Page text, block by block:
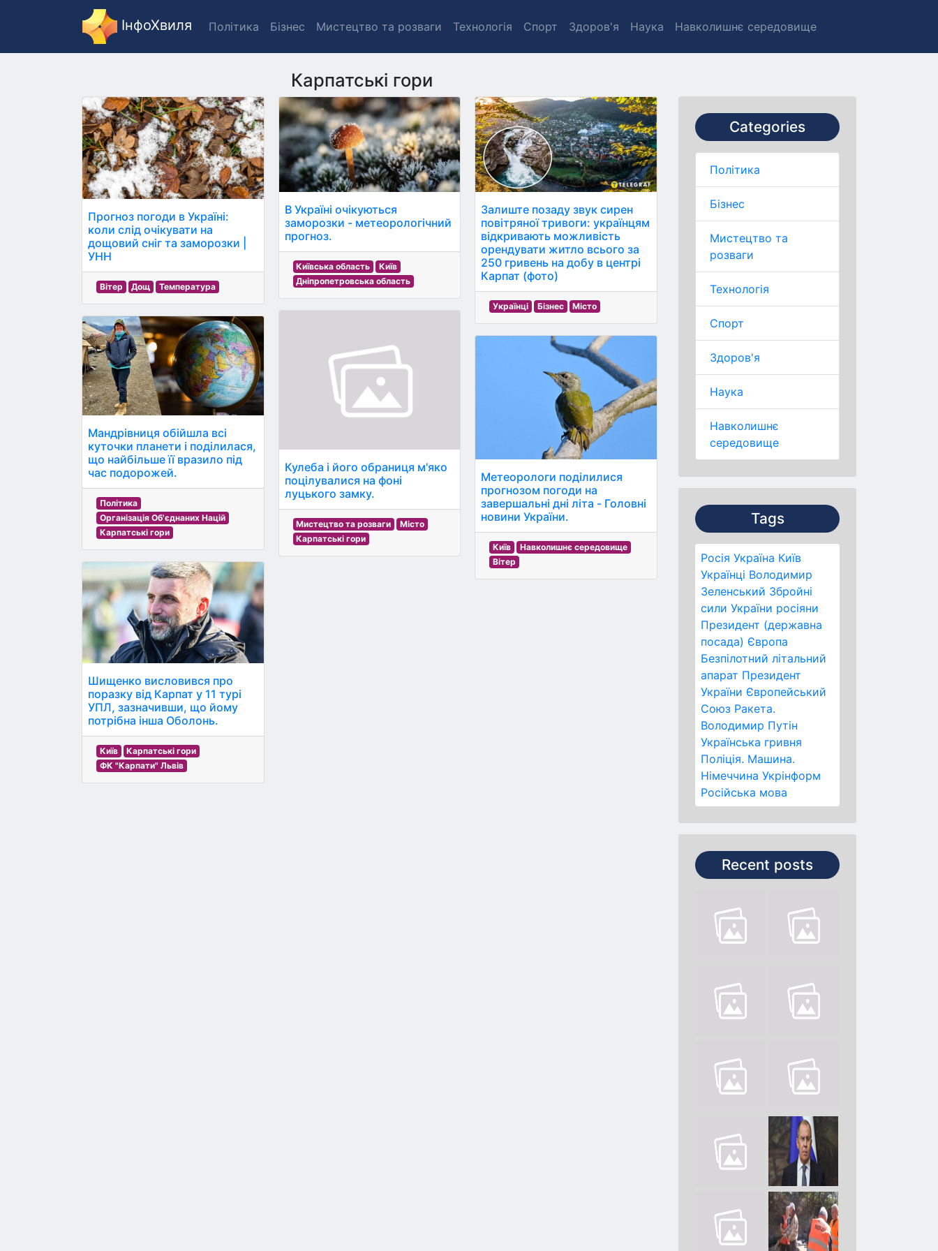
ІнфоХвиля Політика Бізнес Мистецтво та розваги Технологія Спорт Здоров'я Наука Навколишнє середовище
Карпатські гори
Categories
Політика
Бізнес
Мистецтво та
розваги
Технологія
Спорт
Здоров'я
Наука
Навколишнє
середовище
Tags
Росія Україна Київ
Українці Володимир
Зеленський Збройні
сили України росіяни
Президент (державна
посада) Європа
Безпілотний літальний
апарат Президент
України Європейський
Союз Ракета.
Володимир Путін
Українська гривня
Поліція. Машина.
Німеччина Укрінформ
Російська мова
Recent posts
Прогноз погоди в Україні:
коли слід очікувати на
дощовий сніг та заморозки |
УНН
Вітер Дощ Температура
Мандрівниця обійшла всі
куточки планети і поділилася,
що найбільше її вразило під
час подорожей.
Політика
Організація Об'єднаних Націй
Карпатські гори
Шищенко висловився про
поразку від Карпат у 11 турі
УПЛ, зазначивши, що йому
потрібна інша Оболонь.
Київ
Карпатські гори
ФК "Карпати" Львів
В Україні очікуються
заморозки - метеорологічний
прогноз.
Київська область
Київ
Дніпропетровська область
Кулеба і його обраниця м'яко
поцілувалися на фоні
луцького замку.
Мистецтво та розваги
Місто
Карпатські гори
Залиште позаду звук сирен
повітряної тривоги: українцям
відкривають можливість
орендувати житло всього за
250 гривень на добу в центрі
Карпат (фото)
Українці Бізнес Місто
Метеорологи поділилися
прогнозом погоди на
завершальні дні літа - Головні
новини України.
Київ
Навколишнє середовище
Вітер